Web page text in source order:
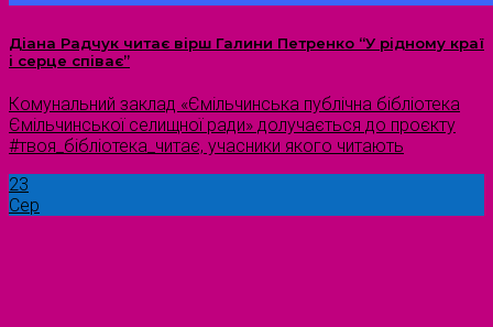
Діана Радчук читає вірш Галини Петренко “У рідному краї
і серце співає”
Комунальний заклад «Ємільчинська публічна бібліотека
Ємільчинської селищної ради» долучається до проєкту
#твоя_бібліотека_читає, учасники якого читають
23
Сер